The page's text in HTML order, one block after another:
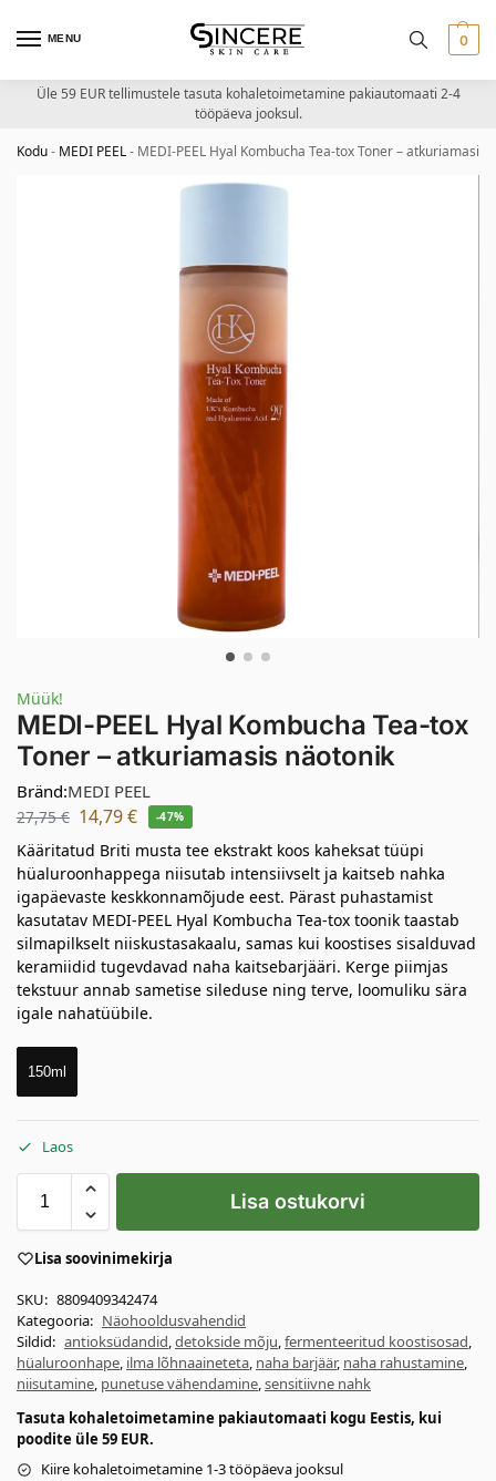
MENU 0
Üle 59 EUR tellimustele tasuta kohaletoimetamine pakiautomaati 2-4
tööpäeva jooksul.
Kodu- MEDI PEEL- MEDI-PEEL Hyal Kombucha Tea-tox Toner – atkuriamasis
Müük!
MEDI-PEEL Hyal Kombucha Tea-tox
Toner – atkuriamasis näotonik
Bränd:MEDI PEEL
27,75€ 14,79€ -47%
Kääritatud Briti musta tee ekstrakt koos kaheksat tüüpi
hüaluroonhappega niisutab intensiivselt ja kaitseb nahka
igapäevaste keskkonnamõjude eest. Pärast puhastamist
kasutatav MEDI-PEEL Hyal Kombucha Tea-tox toonik taastab
silmapilkselt niiskustasakaalu, samas kui koostises sisalduvad
keramiidid tugevdavad naha kaitsebarjääri. Kerge piimjas
tekstuur annab sametise sileduse ning terve, loomuliku sära
igale nahatüübile.
150ml
Laos
Lisa ostukorvi
Lisa soovinimekirja
SKU: 8809409342474
Kategooria: Näohooldusvahendid
Sildid: antioksüdandid,detokside mõju,fermenteeritud koostisosad,
hüaluroonhape, ilma lõhnaaineteta, naha barjäär, naha rahustamine,
niisutamine, punetuse vähendamine,sensitiivne nahk
Tasuta kohaletoimetamine pakiautomaati kogu Eestis, kui
poodite üle 59 EUR.
Kiire kohaletoimetamine 1-3 tööpäeva jooksul